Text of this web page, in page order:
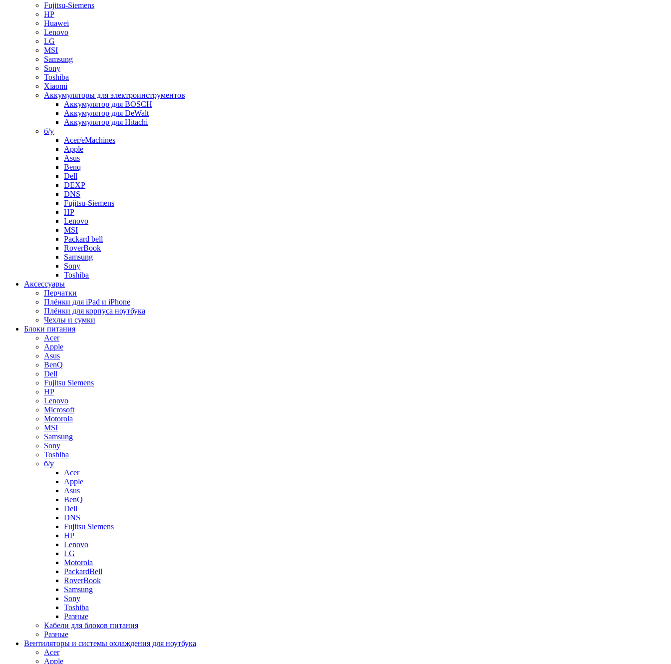
Fujitsu-Siemens
HP
Huawei
Lenovo
LG
MSI
Samsung
Sony
Toshiba
Xiaomi
Аккумуляторы для электроинструментов
Аккумулятор для BOSCH
Аккумулятор для DeWalt
Аккумулятор для Hitachi
б/у
Acer/eMachines
Apple
Asus
Benq
Dell
DEXP
DNS
Fujitsu-Siemens
HP
Lenovo
MSI
Packard bell
RoverBook
Samsung
Sony
Toshiba
Аксессуары
Перчатки
Плёнки для iPad и iPhone
Плёнки для корпуса ноутбука
Чехлы и сумки
Блоки питания
Acer
Apple
Asus
BenQ
Dell
Fujitsu Siemens
HP
Lenovo
Microsoft
Motorola
MSI
Samsung
Sony
Toshiba
б/у
Acer
Apple
Asus
BenQ
Dell
DNS
Fujitsu Siemens
HP
Lenovo
LG
Motorola
PackardBell
RoverBook
Samsung
Sony
Toshiba
Разные
Кабели для блоков питания
Разные
Вентиляторы и системы охлаждения для ноутбука
Acer
Apple